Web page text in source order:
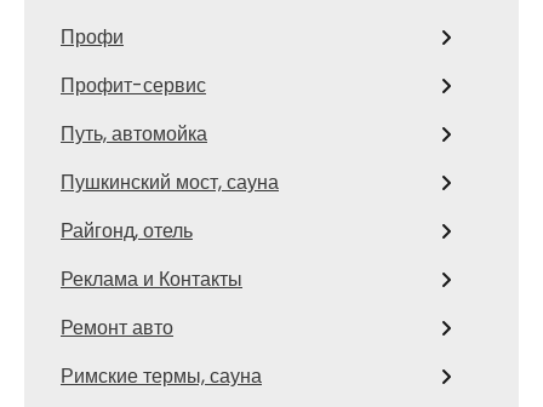
Профи
Профит-сервис
Путь, автомойка
Пушкинский мост, сауна
Райгонд, отель
Реклама и Контакты
Ремонт авто
Римские термы, сауна